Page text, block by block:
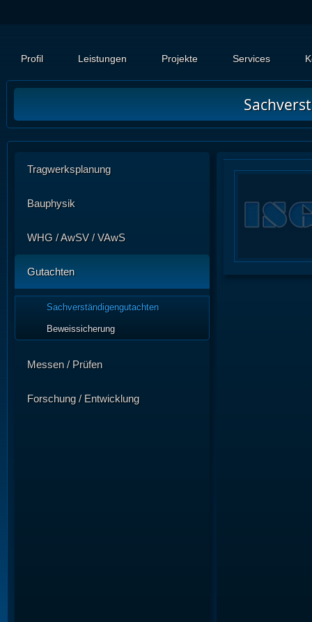
Profil Leistungen Projekte Services
Tragwerksplanung
Bauphysik
WHG / AwSV / VAwS
Gutachten
Sachverständigengutachten
Beweissicherung
Messen / Prüfen
Forschung / Entwicklung